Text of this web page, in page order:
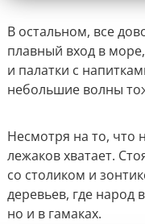
В остальном, все
плавный вход в
и палатки с
небольшие волны
Несмотря на то, что
лежаков хватает.
со столиком и
деревьев, где народ
но и в гамаках.